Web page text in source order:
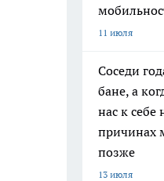
11 июля
Соседи
бане, а
нас к себе
причинах
позже
13 июля